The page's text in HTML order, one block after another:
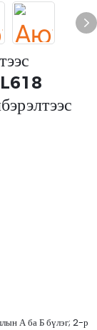
А ба Б бүлэг; 2-р